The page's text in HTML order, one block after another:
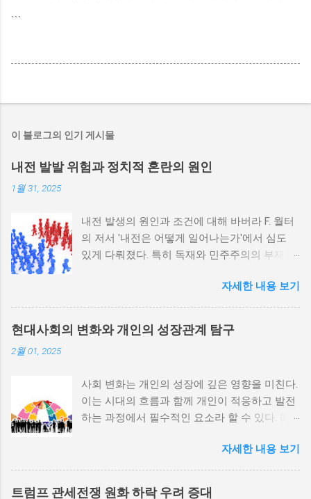
```
이 블로그의 인기 게시물
내전 발발 위험과 정치적 혼란의 원인
1월 31, 2025
내전 발생의 원인과 조건에 대해 바버라 F. 월터
의 저서 '내전은 어떻게 일어나는가'에서 심도
있게 다뤄졌다. 특히 독재와 민주주의의 부재가
정치적 파벌화와 경제·군사 체제의 불안정성이
내전의 촉매제가 된다는 사실은 우리에게 중요
한 교훈을 준다. 정치적 불안정성과 내전 발발
위험 정치적 불안정성은 내전 발발의 핵심 요인
적 갈등이 심화되고, 이로 인해 내전의 위험이
증가한다. 이와 같은 경우, 국민들은 정부에 대
한 불만을 느끼고, 체제 전복을 위해 무장 세력
역사적으로도 정치적 불안정성이 높은 국가에
서는 종종 내전이 발발했던 예가 많다. 이러한
비극적인 상황을 방지하기 위해서는 먼저 정치
자세한 내용 보기
현대사회의 변화와 개인의 성장관계 탐구
2월 01, 2025
사회 변화는 개인의 성장에 깊은 영향을 미친다.
이는 시대의 흐름과 함께 개인이 적응하고 발전
하는 과정에서 필수적인 요소라 할 수 있다. 따
탐구하는 것이 필요하다. 사회 변화의 의미와 구
조 사회 변화란 특정 사회의 구조, 문화, 가치관
등이 시간이 지남에 따라 변화하는 과정을 의미
자세한 내용 보기
트럼프 관세전쟁 원화 하락 우려 증대